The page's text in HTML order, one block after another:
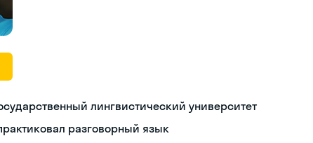
лингвистический университет
разговорный язык